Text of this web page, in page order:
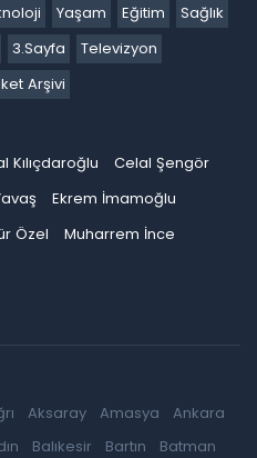
Yaşam Eğitim
Sağlık
3.Sayfa
Televizyon
Arşivi
Kılıçdaroğlu
Celal Şengör
Ekrem İmamoğlu
Özel
Muharrem İnce
Aksaray Amasya
Ankara
Balıkesir Bartın
Batman